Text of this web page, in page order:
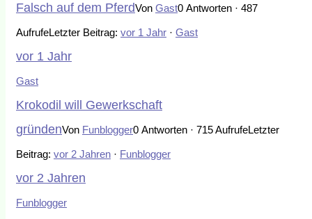
Falsch auf dem PferdVon Gast0 Antworten · 487
AufrufeLetzter Beitrag: vor 1 Jahr · Gast
vor 1 Jahr
Gast
Krokodil will Gewerkschaft
gründenVon Funblogger0 Antworten · 715 AufrufeLetzter
Beitrag: vor 2 Jahren · Funblogger
vor 2 Jahren
Funblogger